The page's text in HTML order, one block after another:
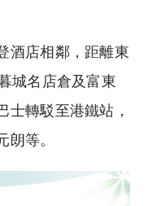
酒店相鄰，距離東
城名店倉及富東
士轉駁至港鐵站，
朗等。